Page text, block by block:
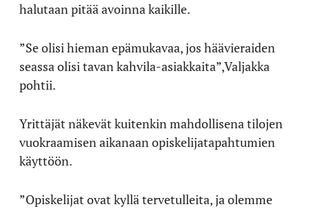
halutaan pitää avoinna kaikille.
”Se olisi hieman epämukavaa, jos häävieraiden
seassa olisi tavan kahvila-asiakkaita”,Valjakka
pohtii.
Yrittäjät näkevät kuitenkin mahdollisena tilojen
vuokraamisen aikanaan opiskelijatapahtumien
käyttöön.
”Opiskelijat ovat kyllä tervetulleita, ja olemme